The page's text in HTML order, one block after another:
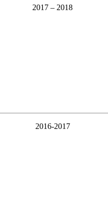
2017 – 2018
2016-2017